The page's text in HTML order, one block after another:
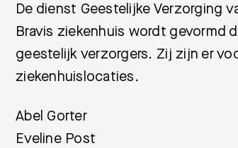
De dienst Geestelijke Verzorging
Bravis ziekenhuis wordt gevormd
geestelijk verzorgers. Zij zijn er
ziekenhuislocaties.
Abel Gorter
Eveline Post